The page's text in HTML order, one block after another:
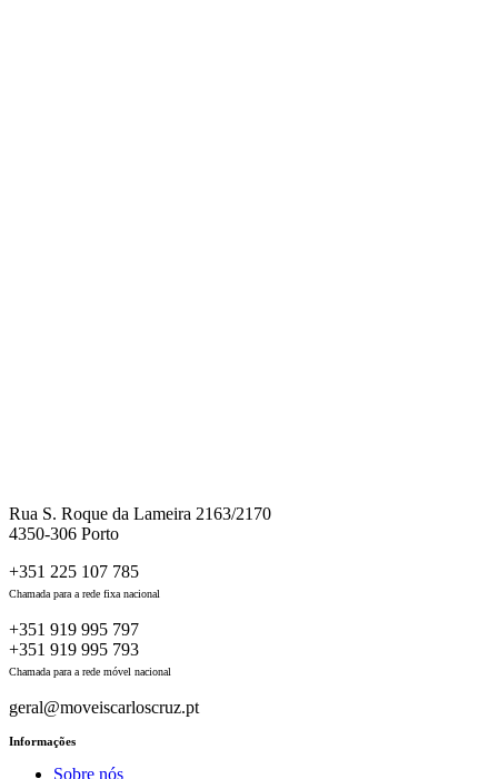
Rua S. Roque da Lameira 2163/2170
4350-306 Porto
+351 225 107 785
Chamada para a rede fixa nacional
+351 919 995 797
+351 919 995 793
Chamada para a rede móvel nacional
geral@moveiscarloscruz.pt
Informações
Sobre nós